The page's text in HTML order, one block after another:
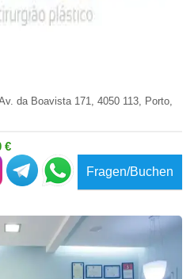
da Boavista 171, 4050 113, Porto,
€
Fragen/Buchen